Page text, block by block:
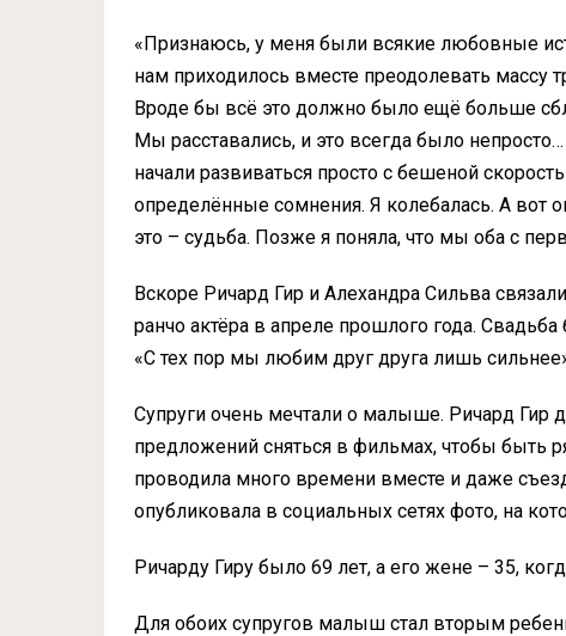
«Признаюсь, у меня были всякие любовные
нам приходилось вместе преодолевать массу
Вроде бы всё это должно было ещё больше
Мы расставались, и это всегда было
начали развиваться просто с бешеной
определённые сомнения. Я колебалась. А вот
это – судьба. Позже я поняла, что мы оба с
Вскоре Ричард Гир и Алехандра Сильва
ранчо актёра в апреле прошлого года.
«С тех пор мы любим друг друга лишь
Супруги очень мечтали о малыше. Ричард Гир
предложений сняться в фильмах, чтобы
проводила много времени вместе и даже
опубликовала в социальных сетях фото, на
Ричарду Гиру было 69 лет, а его жене – 35,
Для обоих супругов малыш стал вторым